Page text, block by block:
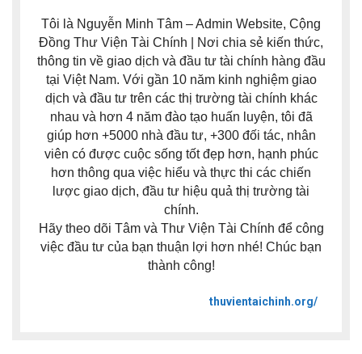
Tôi là Nguyễn Minh Tâm – Admin Website, Cộng
Đồng Thư Viện Tài Chính | Nơi chia sẻ kiến thức,
thông tin về giao dịch và đầu tư tài chính hàng đầu
tại Việt Nam. Với gần 10 năm kinh nghiệm giao
dịch và đầu tư trên các thị trường tài chính khác
nhau và hơn 4 năm đào tạo huấn luyện, tôi đã
giúp hơn +5000 nhà đầu tư, +300 đối tác, nhân
viên có được cuộc sống tốt đẹp hơn, hạnh phúc
hơn thông qua việc hiểu và thực thi các chiến
lược giao dịch, đầu tư hiệu quả thị trường tài
chính.
Hãy theo dõi Tâm và Thư Viện Tài Chính để công
việc đầu tư của bạn thuận lợi hơn nhé! Chúc bạn
thành công!
thuvientaichinh.org/